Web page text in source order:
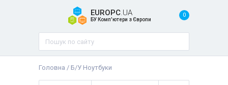
EUROPC.UA
БУ Комп'ютери з Європи
0
Головна / Б/У Ноутбуки